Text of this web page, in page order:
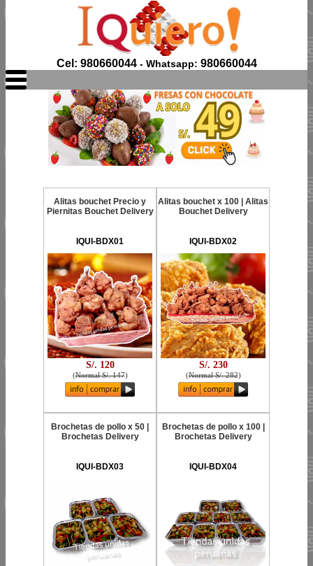
Cel: 980660044- Whatsapp: 980660044
Alitas bouchet Precio y
Piernitas Bouchet Delivery
IQUI-BDX01
S/. 120
(Normal S/. 147)
Alitas bouchet x 100 | Alitas
Bouchet Delivery
IQUI-BDX02
S/. 230
(Normal S/. 282)
Brochetas de pollo x 50 |
Brochetas Delivery
IQUI-BDX03
Brochetas de pollo x 100 |
Brochetas Delivery
IQUI-BDX04